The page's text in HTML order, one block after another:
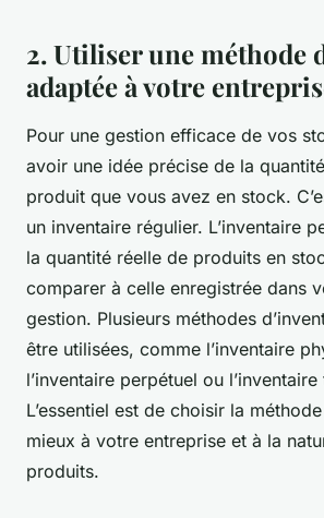
2. Utiliser une méthode
adaptée à votre
Pour une gestion efficace de vos
avoir une idée précise de la
produit que vous avez en stock.
un inventaire régulier. L’inventaire
la quantité réelle de produits en
comparer à celle enregistrée dans
gestion. Plusieurs méthodes
être utilisées, comme l’inventaire
l’inventaire perpétuel ou
L’essentiel est de choisir la
mieux à votre entreprise et à la
produits.